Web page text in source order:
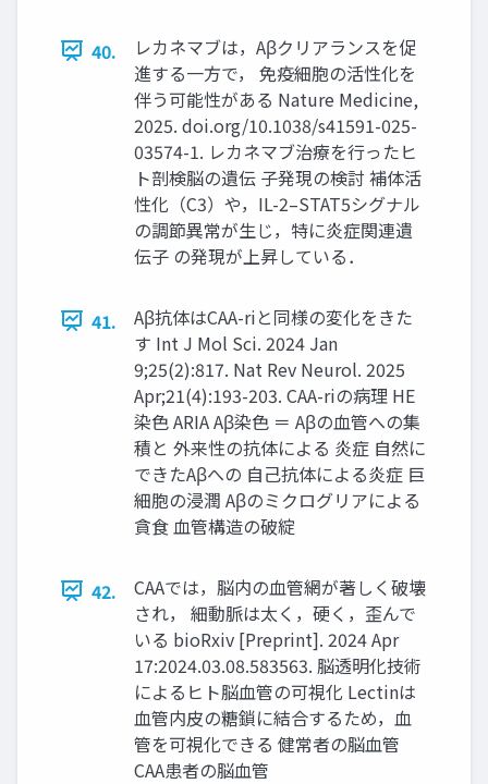
40.
レカネマブは，Aβクリアランスを促
進する一方で， 免疫細胞の活性化を
伴う可能性がある Nature Medicine,
2025. doi.org/10.1038/s41591-025-
03574-1. レカネマブ治療を行ったヒ
ト剖検脳の遺伝 子発現の検討 補体活
性化（C3）や，IL-2–STAT5シグナル
の調節異常が生じ，特に炎症関連遺
伝子 の発現が上昇している．
41.
Aβ抗体はCAA-riと同様の変化をきた
す Int J Mol Sci. 2024 Jan
9;25(2):817. Nat Rev Neurol. 2025
Apr;21(4):193-203. CAA-riの病理 HE
染色 ARIA Aβ染色 ＝ Aβの血管への集
積と 外来性の抗体による 炎症 自然に
できたAβへの 自己抗体による炎症 巨
細胞の浸潤 Aβのミクログリアによる
貪食 血管構造の破綻
42.
CAAでは，脳内の血管網が著しく破壊
され， 細動脈は太く，硬く，歪んで
いる bioRxiv [Preprint]. 2024 Apr
17:2024.03.08.583563. 脳透明化技術
によるヒト脳血管の可視化 Lectinは
血管内皮の糖鎖に結合するため，血
管を可視化できる 健常者の脳血管
CAA患者の脳血管